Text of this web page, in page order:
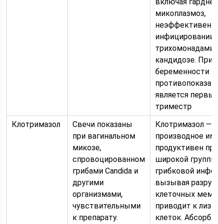
микоплазмоз,
неэффективен
инфицировании
трихомонадами
кандидозе. При
беременности
является
триместр
Клотримазол
Свечи показаны
при вагинальном
микозе,
спровоцированном
грибами Candida и
другими
организмами,
чувствительными
к препарату.
Клотримазол —
производное
продуктивен
широкой группы
грибковой
вызывая
клеточных
приводит к
клеток.